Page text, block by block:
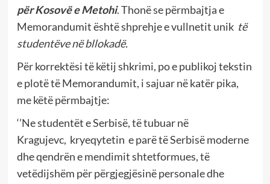
për Kosovë e Metohi. Thonë se përmbajtja e
Memorandumit është shprehje e vullnetit unik të
studentëve në bllokadë.
Për korrektësi të këtij shkrimi, po e publikoj tekstin
e plotë të Memorandumit, i sajuar në katër pika,
me këtë përmbajtje:
‘’Ne studentët e Serbisë, të tubuar në
Kragujevc, kryeqytetin e parë të Serbisë moderne
dhe qendrën e mendimit shtetformues, të
vetëdijshëm për përgjegjësinë personale dhe